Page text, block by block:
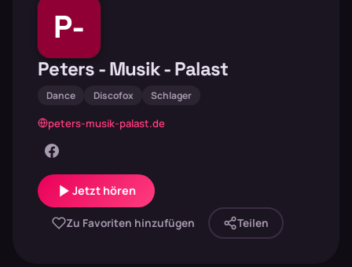
P-
Peters - Musik - Palast
Dance Discofox Schlager
peters-musik-palast.de
Jetzt hören
Zu Favoriten hinzufügen Teilen